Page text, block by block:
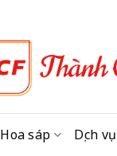
Hoa sáp Dịch